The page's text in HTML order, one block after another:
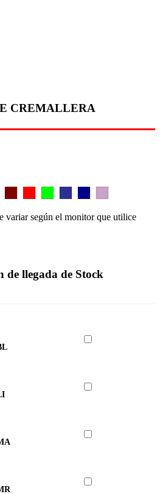
CREMALLERA
variar según el monitor que utilice
de llegada de Stock